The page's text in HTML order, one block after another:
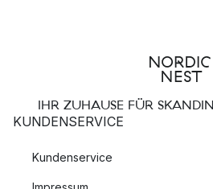
IHR ZUHAUSE FÜR
KUNDENSERVICE
Kundenservice